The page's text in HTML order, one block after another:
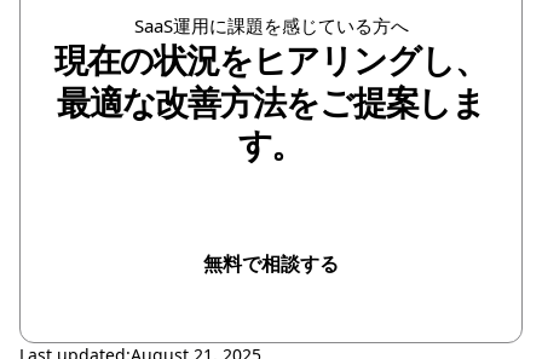
SaaS運用に課題を感じている方へ
現在の状況をヒアリングし、
最適な改善方法をご提案しま
す。
無料で相談する